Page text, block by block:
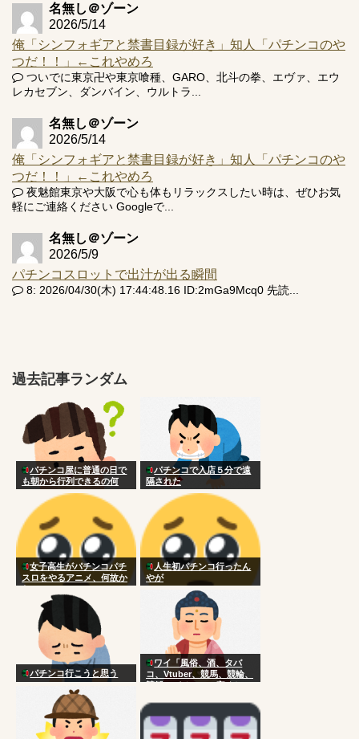
名無し＠ゾーン
2026/5/14
俺「シンフォギアと禁書目録が好き」知人「パチンコのや
つだ！！」←これやめろ
ついでに東京卍や東京喰種、GARO、北斗の拳、エヴァ、エウ
レカセブン、ダンバイン、ウルトラ...
名無し＠ゾーン
2026/5/14
俺「シンフォギアと禁書目録が好き」知人「パチンコのや
つだ！！」←これやめろ
夜魅館東京や大阪で心も体もリラックスしたい時は、ぜひお気
軽にご連絡ください Googleで...
名無し＠ゾーン
2026/5/9
パチンコスロットで出汁が出る瞬間
8: 2026/04/30(木) 17:44:48.16 ID:2mGa9Mcq0 先読...
過去記事ランダム
パチンコ屋に普通の日で
も朝から行列できるの何
で？
パチンコで入店５分で遠
隔された
女子高生がパチンコパチ
スロをやるアニメ、何故か
ない
人生初パチンコ行ったん
やが
パチンコ行こうと思う
ワイ「風俗、酒、タバ
コ、Vtuber、競馬、競輪、
競艇、パチンコ、宝くじ一
ん」